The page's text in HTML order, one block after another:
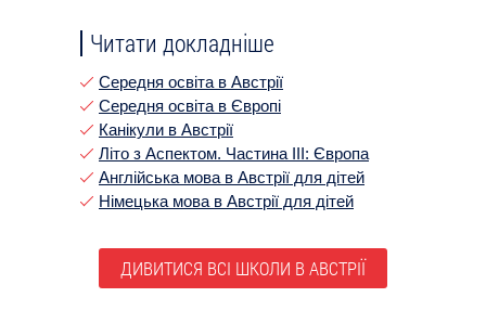
Читати докладніше
Середня освіта в Австрії
Середня освіта в Європі
Канікули в Австрії
Літо з Аспектом. Частина III: Європа
Англійська мова в Австрії для дітей
Німецька мова в Австрії для дітей
ДИВИТИСЯ ВСІ ШКОЛИ В АВСТРІЇ